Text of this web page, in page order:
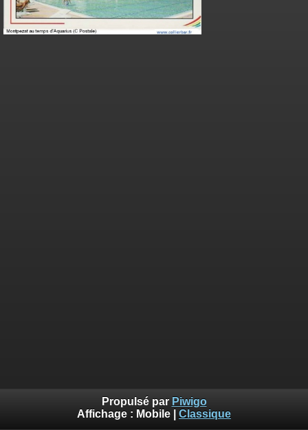
Propulsé par Piwigo
Affichage : Mobile Classique